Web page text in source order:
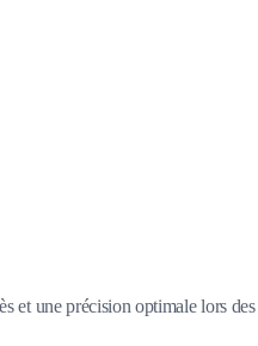
et une précision optimale lors des